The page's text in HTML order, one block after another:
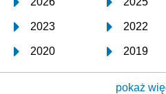
2023 2022
2020 2019
2017 2016
pokaż